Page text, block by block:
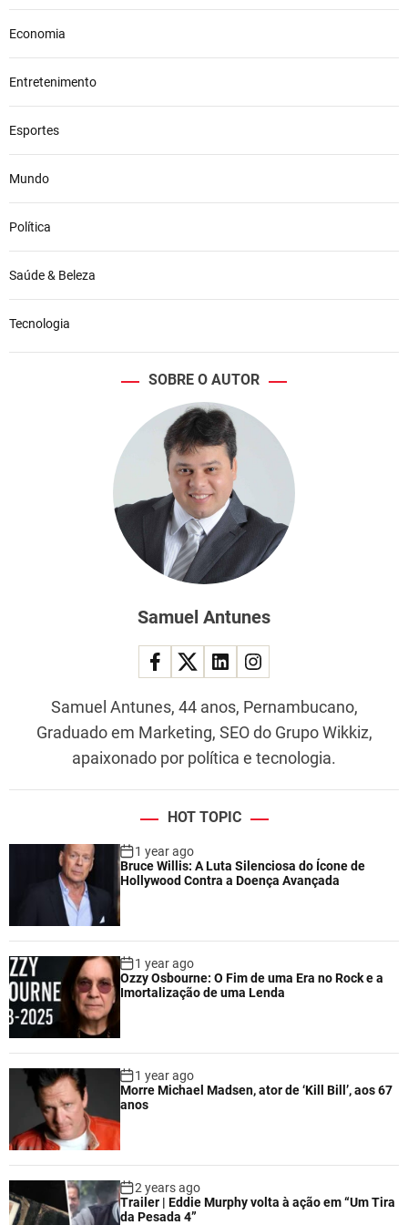
Economia
Entretenimento
Esportes
Mundo
Política
Saúde & Beleza
Tecnologia
SOBRE O AUTOR
Samuel Antunes
Samuel Antunes, 44 anos, Pernambucano,
Graduado em Marketing, SEO do Grupo Wikkiz,
apaixonado por política e tecnologia.
HOT TOPIC
1 year ago
Bruce Willis: A Luta Silenciosa do Ícone de
Hollywood Contra a Doença Avançada
1 year ago
Ozzy Osbourne: O Fim de uma Era no Rock e a
Imortalização de uma Lenda
1 year ago
Morre Michael Madsen, ator de ‘Kill Bill’, aos 67
anos
2 years ago
Trailer | Eddie Murphy volta à ação em “Um Tira
da Pesada 4”